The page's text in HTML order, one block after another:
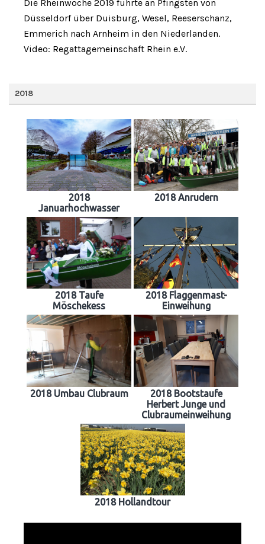
Die Rheinwoche 2019 führte an Pfingsten von
Düsseldorf über Duisburg, Wesel, Reeserschanz,
Emmerich nach Arnheim in den Niederlanden.
Video: Regattagemeinschaft Rhein e.V.
2018
2018
Januarhochwasser
2018 Anrudern
2018 Taufe
Möschekess
2018 Flaggenmast-
Einweihung
2018 Umbau Clubraum
2018 Bootstaufe
Herbert Junge und
Clubraumeinweihung
2018 Hollandtour